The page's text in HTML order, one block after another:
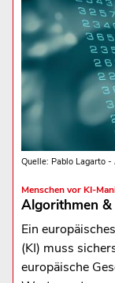
Quelle: Pablo Lagarto -
Menschen vor KI-
Algorithmen &
Ein
(KI) muss
europäische